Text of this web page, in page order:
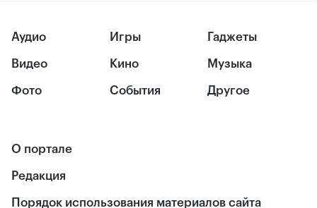
Аудио
Видео
Фото
Игры
Кино
События
Гаджеты
Музыка
Другое
О портале
Редакция
Порядок использования материалов сайта